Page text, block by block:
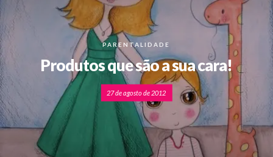
PARENTALIDADE
Produtos que são a sua cara!
27 de agosto de 2012